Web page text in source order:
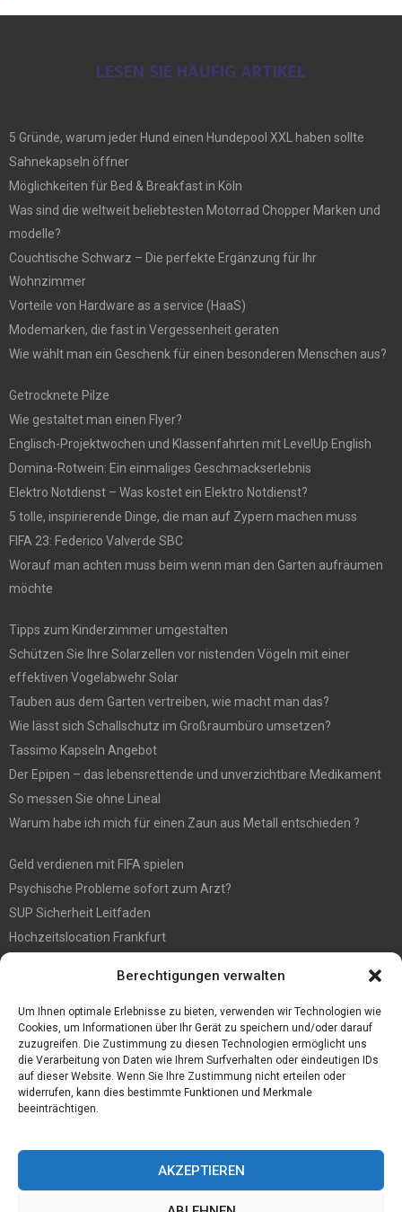
Berechtigungen verwalten
Um Ihnen optimale Erlebnisse zu bieten, verwenden wir Technologien wie
Cookies, um Informationen über Ihr Gerät zu speichern und/oder darauf
zuzugreifen. Die Zustimmung zu diesen Technologien ermöglicht uns
die Verarbeitung von Daten wie Ihrem Surfverhalten oder eindeutigen IDs
auf dieser Website. Wenn Sie Ihre Zustimmung nicht erteilen oder
widerrufen, kann dies bestimmte Funktionen und Merkmale
beeinträchtigen.
AKZEPTIEREN
LESEN SIE HÄUFIG ARTIKEL
5 Gründe, warum jeder Hund einen Hundepool XXL haben sollte
Sahnekapseln öffner
Möglichkeiten für Bed & Breakfast in Köln
Was sind die weltweit beliebtesten Motorrad Chopper Marken und
modelle?
Couchtische Schwarz – Die perfekte Ergänzung für Ihr
Wohnzimmer
Vorteile von Hardware as a service (HaaS)
Modemarken, die fast in Vergessenheit geraten
Wie wählt man ein Geschenk für einen besonderen Menschen aus?
Getrocknete Pilze
Wie gestaltet man einen Flyer?
Englisch-Projektwochen und Klassenfahrten mit LevelUp English
Domina-Rotwein: Ein einmaliges Geschmackserlebnis
Elektro Notdienst – Was kostet ein Elektro Notdienst?
5 tolle, inspirierende Dinge, die man auf Zypern machen muss
FIFA 23: Federico Valverde SBC
Worauf man achten muss beim wenn man den Garten aufräumen
möchte
Tipps zum Kinderzimmer umgestalten
Schützen Sie Ihre Solarzellen vor nistenden Vögeln mit einer
effektiven Vogelabwehr Solar
Tauben aus dem Garten vertreiben, wie macht man das?
Wie lässt sich Schallschutz im Großraumbüro umsetzen?
Tassimo Kapseln Angebot
Der Epipen – das lebensrettende und unverzichtbare Medikament
So messen Sie ohne Lineal
Warum habe ich mich für einen Zaun aus Metall entschieden ?
Geld verdienen mit FIFA spielen
Psychische Probleme sofort zum Arzt?
SUP Sicherheit Leitfaden
Hochzeitslocation Frankfurt
Großer Spaß auf der Kirmes in Bonn!
Bester Oscam- und CCcam-Server für 2021